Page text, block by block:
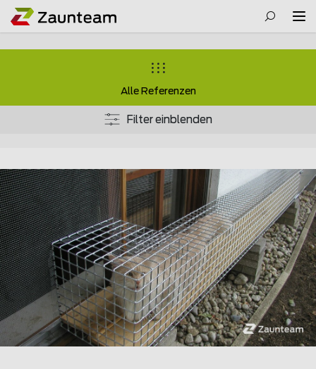
Alle Referenzen
Filter einblenden